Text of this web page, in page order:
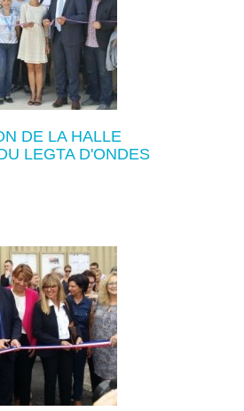
DE LA HALLE
LEGTA D'ONDES